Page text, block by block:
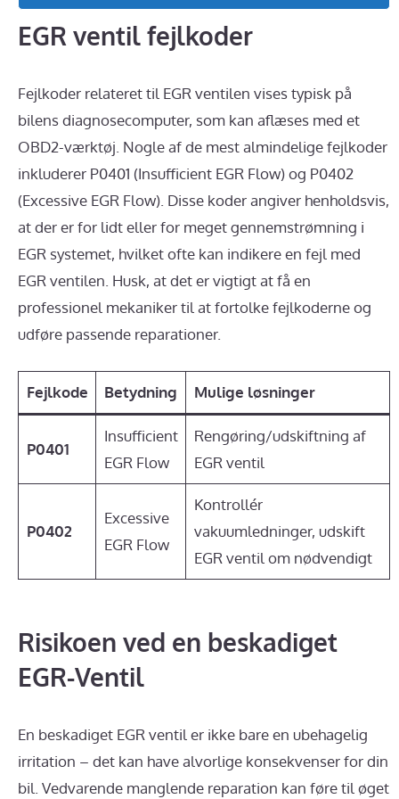
EGR ventil fejlkoder
Fejlkoder relateret til EGR ventilen vises typisk på
bilens diagnosecomputer, som kan aflæses med et
OBD2-værktøj. Nogle af de mest almindelige fejlkoder
inkluderer P0401 (Insufficient EGR Flow) og P0402
(Excessive EGR Flow). Disse koder angiver henholdsvis,
at der er for lidt eller for meget gennemstrømning i
EGR systemet, hvilket ofte kan indikere en fejl med
EGR ventilen. Husk, at det er vigtigt at få en
professionel mekaniker til at fortolke fejlkoderne og
udføre passende reparationer.
Fejlkode Betydning Mulige løsninger
P0401
Insufficient
EGR Flow
Rengøring/udskiftning af
EGR ventil
P0402
Excessive
EGR Flow
Kontrollér
vakuumledninger, udskift
EGR ventil om nødvendigt
Risikoen ved en beskadiget
EGR-Ventil
En beskadiget EGR ventil er ikke bare en ubehagelig
irritation – det kan have alvorlige konsekvenser for din
bil. Vedvarende manglende reparation kan føre til øget